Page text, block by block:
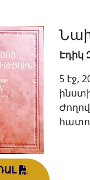
Էդիկ
5 էջ,